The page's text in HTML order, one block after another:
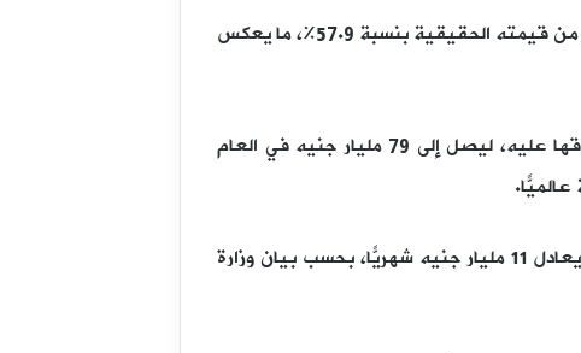
وفق مؤشر “بيج ماك” الصادر في يوليو 2025م، عن مجلة “إيكونوميست”، فإن الجنيه المصري مقوَّم بأقل من قيمته الحقيقية بنسبة 57.9%، ما يعكس
ومن المفارقات التي أشار إليها التقرير، أن الحكومة، رغم إعلانها إنهاء دعم الوقود، يُتوقَع أن تزيد إنفاقها عليه، ليصل إلى 79 مليار جنيه في العام
وتشير البيانات الرسمية إلى أن الحكومة تنفق حاليًّا نحو 366 مليون جنيه يوميًّا على دعم الوقود، أي ما يعادل 11 مليار جنيه شهريًّا، بحسب بيان وزارة